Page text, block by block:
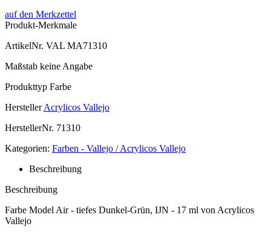
auf den Merkzettel
Produkt-Merkmale
ArtikelNr. VAL MA71310
Maßstab keine Angabe
Produkttyp Farbe
Hersteller Acrylicos Vallejo
HerstellerNr. 71310
Kategorien: Farben - Vallejo / Acrylicos Vallejo
Beschreibung
Beschreibung
Farbe Model Air - tiefes Dunkel-Grün, IJN - 17 ml von Acrylicos
Vallejo